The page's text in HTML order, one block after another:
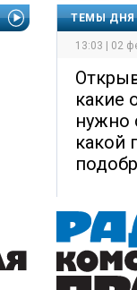
ТЕМЫ ДНЯ
13:03 | 02
какие
нужно
какой